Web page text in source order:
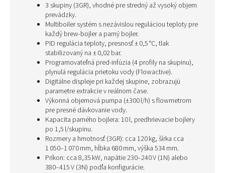
3 skupiny (3GR), vhodné pre stredný až vysoký objem
prevádzky.
Multiboiler systém s nezávislou reguláciou teploty pre
každý brew‑bojler a parný bojler.
PID regulácia teploty, presnosť ± 0,5 °C, tlak
stabilizovaný na ± 0,02 bar.
Programovateľná pred-infúzia (4 profily na skupinu),
plynulá regulácia prietoku vody (Flowactive).
Digitálne displeje pri každej skupine, zobrazujú
parametre extrakcie v reálnom čase.
Výkonná objemová pumpa (±300 l/h) s flowmetrom
pre presné dávkovanie vody.
Kapacita parného bojlera: 10 l, predhrievacie bojlery
po 1,5 l/skupinu.
Rozmery a hmotnosť (3GR): cca 120 kg, šírka cca
1 050–1 070 mm, hĺbka 680 mm, výška 534 mm.
Príkon: cca 8,35 kW, napätie 230–240 V (1N) alebo
380–415 V (3N) podľa konfigurácie.